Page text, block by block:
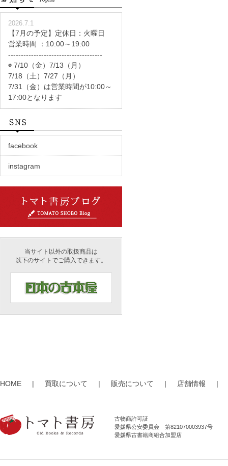
2026.7.1
【7月の予定】定休日：火曜日
営業時間 ：10:00～19:00
-------------------------------------
◉ 7/10（金）7/13（月）
7/18（土）7/27（月）
7/31（金）は営業時間が10:00～
17:00となります
facebook
instagram
当サイト以外の取扱商品は
以下のサイトでご購入できます。
HOME | 買取について | 販売について | 店舗情報 |
古物商許可証
愛媛県公安委員会 第821070003937号
愛媛県古書籍商組合加盟店